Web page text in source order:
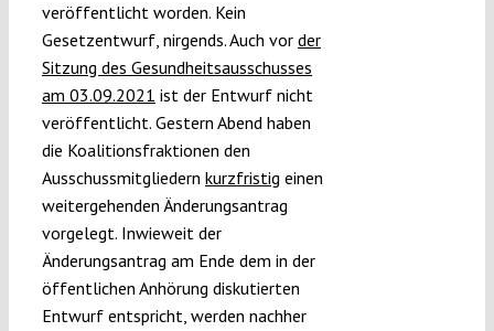
veröffentlicht worden. Kein
Gesetzentwurf, nirgends. Auch vor der
Sitzung des Gesundheitsausschusses
am 03.09.2021 ist der Entwurf nicht
veröffentlicht. Gestern Abend haben
die Koalitionsfraktionen den
Ausschussmitgliedern kurzfristig einen
weitergehenden Änderungsantrag
vorgelegt. Inwieweit der
Änderungsantrag am Ende dem in der
öffentlichen Anhörung diskutierten
Entwurf entspricht, werden nachher